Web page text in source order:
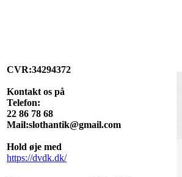
CVR:34294372
Kontakt os på
Telefon:
22 86 78 68
Mail:slothantik@gmail.com
Hold øje med
https://dvdk.dk/